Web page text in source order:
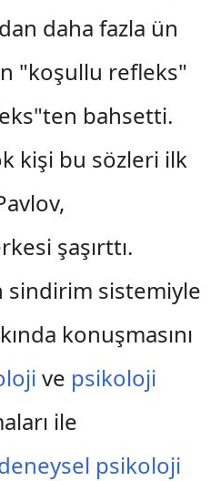
daha fazla ün
"koşullu refleks"
bahsetti.
kişi bu sözleri ilk
şaşırttı.
sindirim sistemiyle
konuşmasını
ve psikoloji
ile
psikoloji